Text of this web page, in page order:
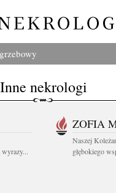
Inne nekrologi
wyrazy...
ZOFIA
Naszej
głębokiego